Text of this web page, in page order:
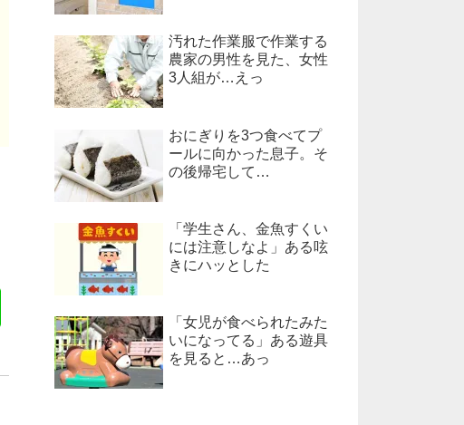
汚れた作業服で作業する
農家の男性を見た、女性
3人組が…えっ
おにぎりを3つ食べてプ
ールに向かった息子。そ
の後帰宅して…
「学生さん、金魚すくい
には注意しなよ」ある呟
きにハッとした
「女児が食べられたみた
いになってる」ある遊具
を見ると…あっ